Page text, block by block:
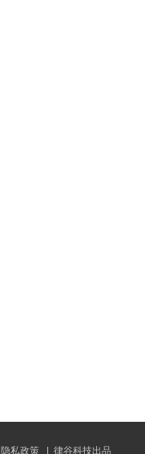
隐私政策 | 律谷科技出品